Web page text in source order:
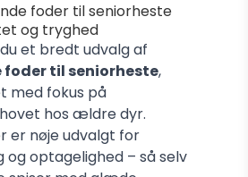
foder til seniorheste
og tryghed
et bredt udvalg af
foder til seniorheste,
med fokus på
hos ældre dyr.
er nøje udvalgt for
og optagelighed – så selv